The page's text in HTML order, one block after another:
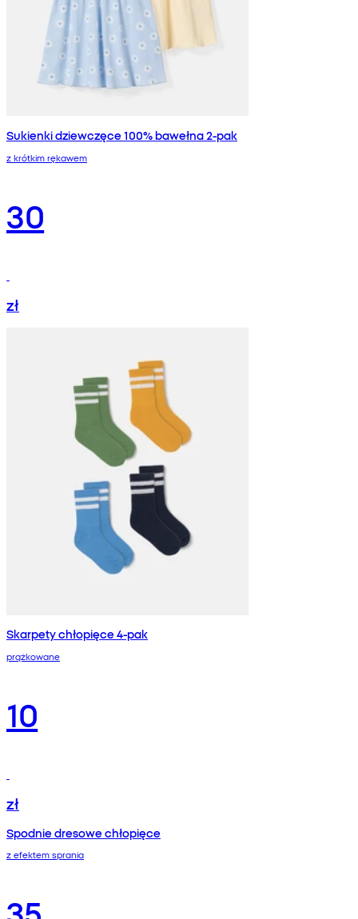
Sukienki dziewczęce 100% bawełna 2-pak
z krótkim rękawem
30
zł
Skarpety chłopięce 4-pak
prążkowane
10
zł
Spodnie dresowe chłopięce
z efektem sprania